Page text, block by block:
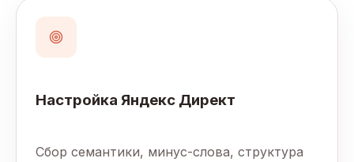
Настройка Яндекс Директ
Сбор семантики, минус-слова, структура